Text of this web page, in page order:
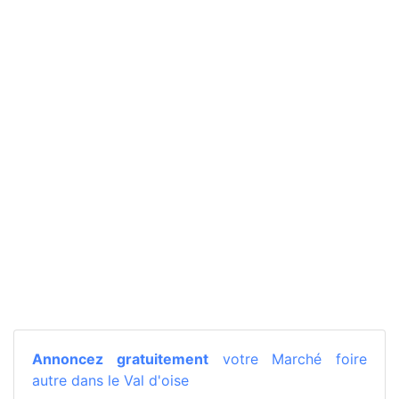
Annoncez gratuitementvotre Marché foire
autre dans le Val d'oise